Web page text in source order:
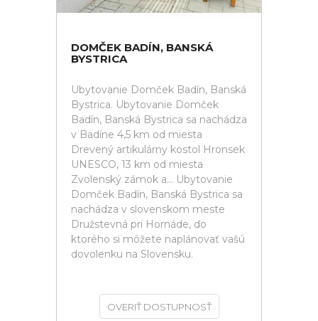
DOMČEK BADÍN, BANSKÁ
BYSTRICA
Ubytovanie Domček Badín, Banská
Bystrica. Ubytovanie Domček
Badín, Banská Bystrica sa nachádza
v Badíne 4,5 km od miesta
Drevený artikulárny kostol Hronsek
UNESCO, 13 km od miesta
Zvolenský zámok a... Ubytovanie
Domček Badín, Banská Bystrica sa
nachádza v slovenskom meste
Družstevná pri Hornáde, do
ktorého si môžete naplánovať vašú
dovolenku na Slovensku.
OVERIŤ DOSTUPNOSŤ